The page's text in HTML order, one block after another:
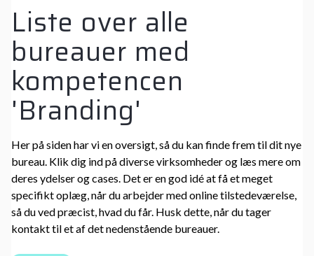
Liste over alle
bureauer med
kompetencen
'Branding'
Her på siden har vi en oversigt, så du kan finde frem til dit nye
bureau. Klik dig ind på diverse virksomheder og læs mere om
deres ydelser og cases. Det er en god idé at få et meget
specifikt oplæg, når du arbejder med online tilstedeværelse,
så du ved præcist, hvad du får. Husk dette, når du tager
kontakt til et af det nedenstående bureauer.